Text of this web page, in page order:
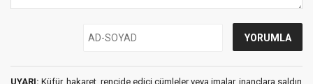
UYARI: Küfür, hakaret, rencide edici cümleler veya imalar, inançlara saldırı